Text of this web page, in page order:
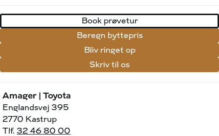
Book prøvetur
Beregn byttepris
Bliv ringet op
Skriv til os
Amager | Toyota
Englandsvej 395
2770 Kastrup
Tlf.32 46 80 00